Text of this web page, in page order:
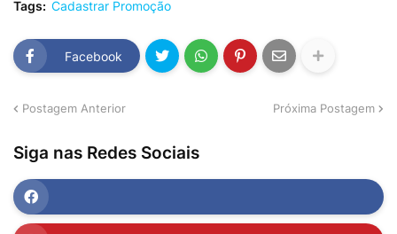
Tags: Cadastrar Promoção
Facebook
Postagem Anterior Próxima Postagem
Siga nas Redes Sociais